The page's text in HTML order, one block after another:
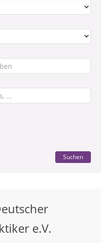
Suchen
e.V.